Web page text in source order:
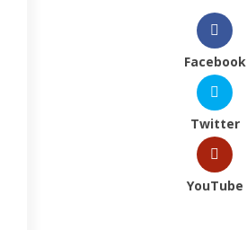
Facebook
Twitter
YouTube